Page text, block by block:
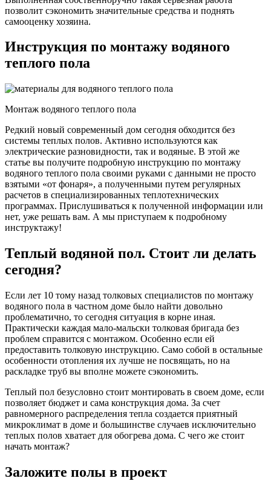
позволит сэкономить значительные средства и поднять
самооценку хозяина.
Инструкция по монтажу водяного
теплого пола
Монтаж водяного теплого пола
Редкий новый современный дом сегодня обходится без
системы теплых полов. Активно используются как
электрические разновидности, так и водяные. В этой же
статье вы получите подробную инструкцию по монтажу
водяного теплого пола своими руками с данными не просто
взятыми «от фонаря», а полученными путем регулярных
расчетов в специализированных теплотехнических
программах. Прислушиваться к полученной информации или
нет, уже решать вам. А мы приступаем к подробному
инструктажу!
Теплый водяной пол. Стоит ли делать
сегодня?
Если лет 10 тому назад толковых специалистов по монтажу
водяного пола в частном доме было найти довольно
проблематично, то сегодня ситуация в корне иная.
Практически каждая мало-мальски толковая бригада без
проблем справится с монтажом. Особенно если ей
предоставить толковую инструкцию. Само собой в остальные
особенности отопления их лучше не посвящать, но на
раскладке труб вы вполне можете сэкономить.
Теплый пол безусловно стоит монтировать в своем доме, если
позволяет бюджет и сама конструкция дома. За счет
равномерного распределения тепла создается приятный
микроклимат в доме и большинстве случаев исключительно
теплых полов хватает для обогрева дома. С чего же стоит
начать монтаж?
Заложите полы в проект